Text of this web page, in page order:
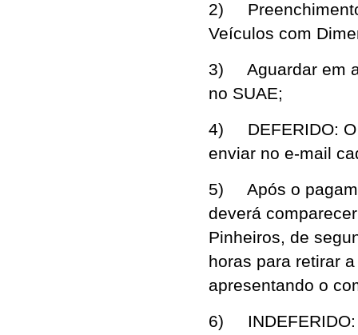
2) Preenchimento
Veículos com
3) Aguardar em
no SUAE;
4) DEFERIDO: O
enviar no e-mail
5) Após o
deverá
Pinheiros, de
horas para retirar
apresentando o
6) INDEFERIDO: